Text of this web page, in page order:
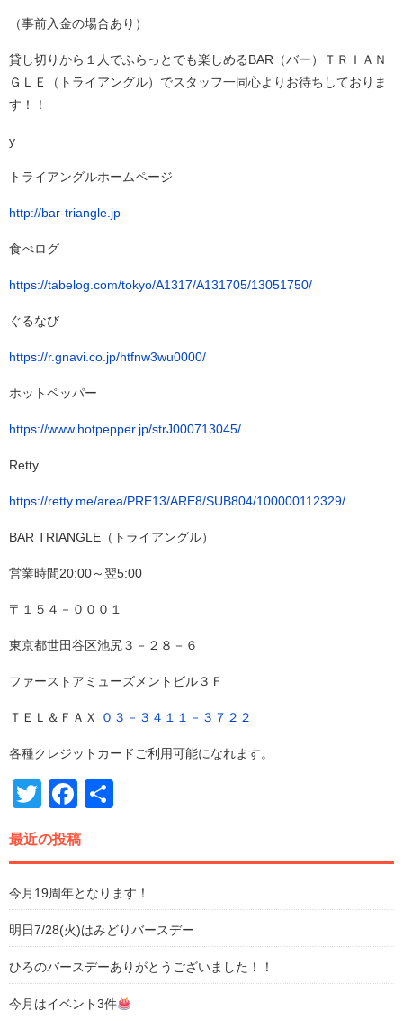
（事前入金の場合あり）
貸し切りから１人でふらっとでも楽しめるBAR（バー）ＴＲＩＡＮ
ＧＬＥ（トライアングル）でスタッフ一同心よりお待ちしておりま
す！！
y
トライアングルホームページ
http://bar-triangle.jp
食べログ
https://tabelog.com/tokyo/A1317/A131705/13051750/
ぐるなび
https://r.gnavi.co.jp/htfnw3wu0000/
ホットペッパー
https://www.hotpepper.jp/strJ000713045/
Retty
https://retty.me/area/PRE13/ARE8/SUB804/100000112329/
BAR TRIANGLE（トライアングル）
営業時間20:00～翌5:00
〒１５４－０００１
東京都世田谷区池尻３－２８－６
ファーストアミューズメントビル３Ｆ
ＴＥＬ＆ＦＡＸ ０３－３４１１－３７２２
各種クレジットカードご利用可能になれます。
TwitterFacebook
最近の投稿
今月19周年となります！
明日7/28(火)はみどりバースデー
ひろのバースデーありがとうございました！！
今月はイベント3件